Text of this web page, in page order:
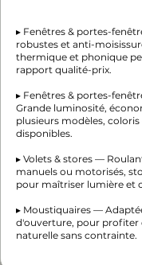
▸ Fenêtres & portes-
robustes et anti-
thermique et phonique
rapport qualité-prix.
▸ Fenêtres & portes-
Grande luminosité,
plusieurs modèles,
disponibles.
▸ Volets & stores —
manuels ou motorisés,
pour maîtriser lumière et
▸ Moustiquaires —
d'ouverture, pour profiter
naturelle sans contrainte.